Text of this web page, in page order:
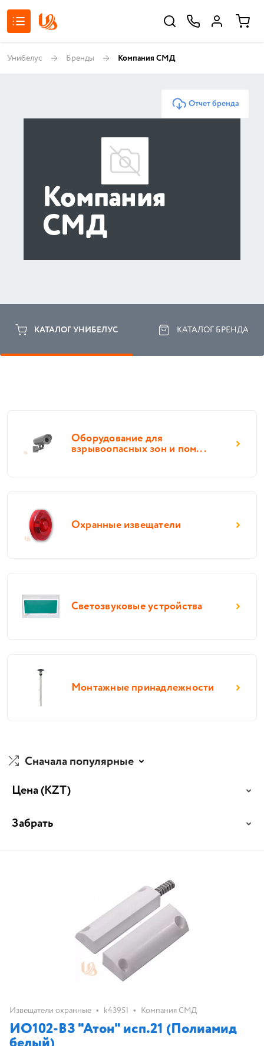
Унибелус Бренды Компания СМД
Отчет бренда
Компания
СМД
КАТАЛОГ УНИБЕЛУС КАТАЛОГ БРЕНДА
Оборудование для
взрывоопасных зон и пом...
Охранные извещатели
Светозвуковые устройства
Монтажные принадлежности
Сначала популярные
Цена(KZT)
Забрать
Извещатели охранные • k43951 • Компания СМД
ИО102-ВЗ "Атон" исп.21 (Полиамид